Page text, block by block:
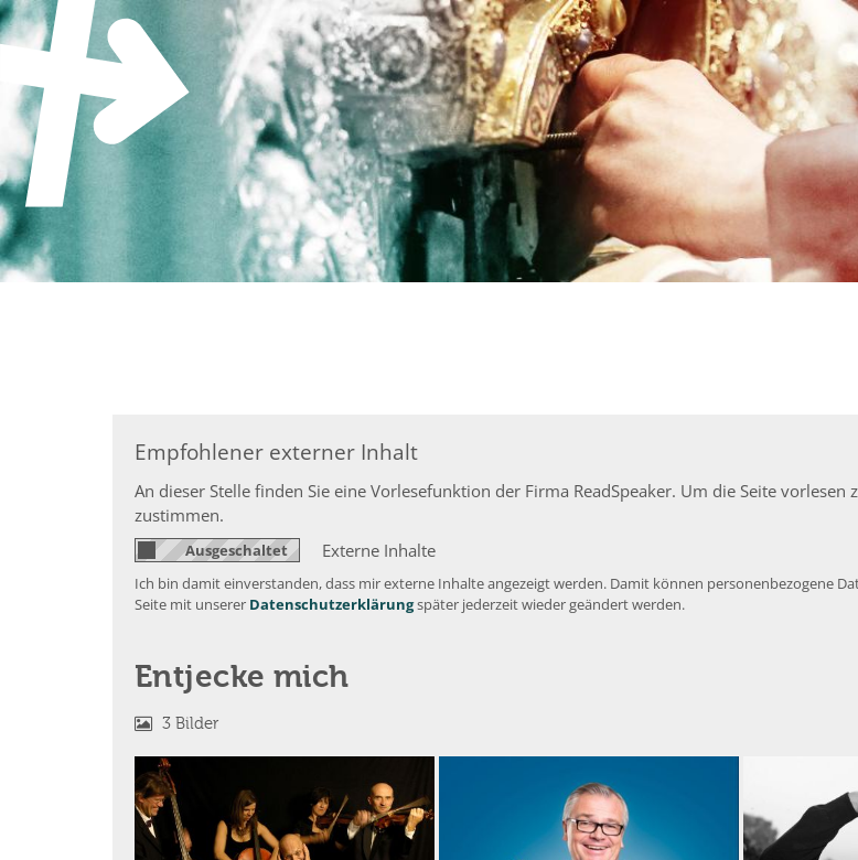
Zum Inhalt springen
Empfohlener externer Inhalt
An dieser Stelle finden Sie eine Vorlesefunktion der Firma ReadSpeaker. Um die Seite
zustimmen.
Externe Inhalte
Ich bin damit einverstanden, dass mir externe Inhalte angezeigt werden. Damit können personenbezogene
Seite mit unserer Datenschutzerklärungspäter jederzeit wieder geändert werden.
Entjecke mich
3 Bilder